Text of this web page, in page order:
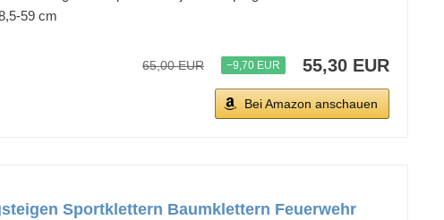
59 cm
65,00 EUR −9,70 EUR 55,30 EUR
Bei Amazon anschauen
Sportklettern Baumklettern Feuerwehr